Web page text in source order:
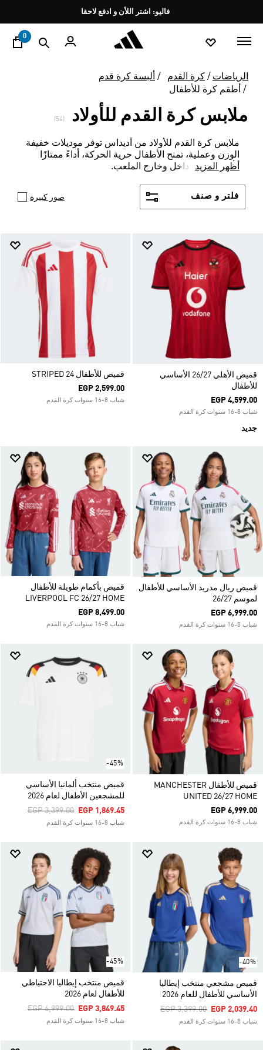
Pause
promotion
rotation
0
الرياضات كرة القدم
ألبسة كرة قدم
أطقم كرة للأطفال
ملابس كرة القدم للأولاد (54)
ملابس كرة القدم للأولاد من أديداس توفر موديلات خفيفة
الوزن وعملية، تمنح الأطفال حرية الحركة، أداءً ممتازًا
وأناقة مميزة داخل وخارج الملعب.
أظهر المزيد
فلتر و صنف صور كبيرة
قميص الأهلي 26/27 الأساسي
للأطفال
EGP 4,599.00
شباب 8-16 سنوات كرة القدم
جديد
قميص للأطفال STRIPED 24
EGP 2,599.00
شباب 8-16 سنوات كرة القدم
قميص ريال مدريد الأساسي للأطفال
لموسم 26/27
EGP 6,999.00
شباب 8-16 سنوات كرة القدم
قميص بأكمام طويلة للأطفال
LIVERPOOL FC 26/27 HOME
EGP 8,499.00
شباب 8-16 سنوات كرة القدم
قميص للأطفال MANCHESTER
UNITED 26/27 HOME
EGP 6,999.00
شباب 8-16 سنوات كرة القدم
-45%
قميص منتخب ألمانيا الأساسي
للمشجعين الأطفال لعام 2026
Price Reduced From
EGP 3,399.00ToEGP 1,869.45
شباب 8-16 سنوات كرة القدم
-40%
قميص مشجعي منتخب إيطاليا
الأساسي للأطفال للعام 2026
Price Reduced From
EGP 3,399.00ToEGP 2,039.40
شباب 8-16 سنوات كرة القدم
-45%
قميص منتخب إيطاليا الاحتياطي
للأطفال لعام 2026
Price Reduced From
EGP 6,999.00ToEGP 3,849.45
شباب 8-16 سنوات كرة القدم